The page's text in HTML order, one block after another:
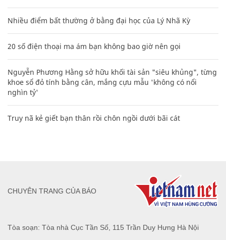
Nhiều điểm bất thường ở bằng đại học của Lý Nhã Kỳ
20 số điện thoại ma ám bạn không bao giờ nên gọi
Nguyễn Phương Hằng sở hữu khối tài sản "siêu khủng", từng
khoe sổ đỏ tính bằng cân, mắng cựu mẫu 'không có nổi
nghìn tỷ'
Truy nã kẻ giết bạn thân rồi chôn ngồi dưới bãi cát
Tòa soạn: Tòa nhà Cục Tần Số, 115 Trần Duy Hưng Hà Nội
CHUYÊN TRANG CỦA BÁO